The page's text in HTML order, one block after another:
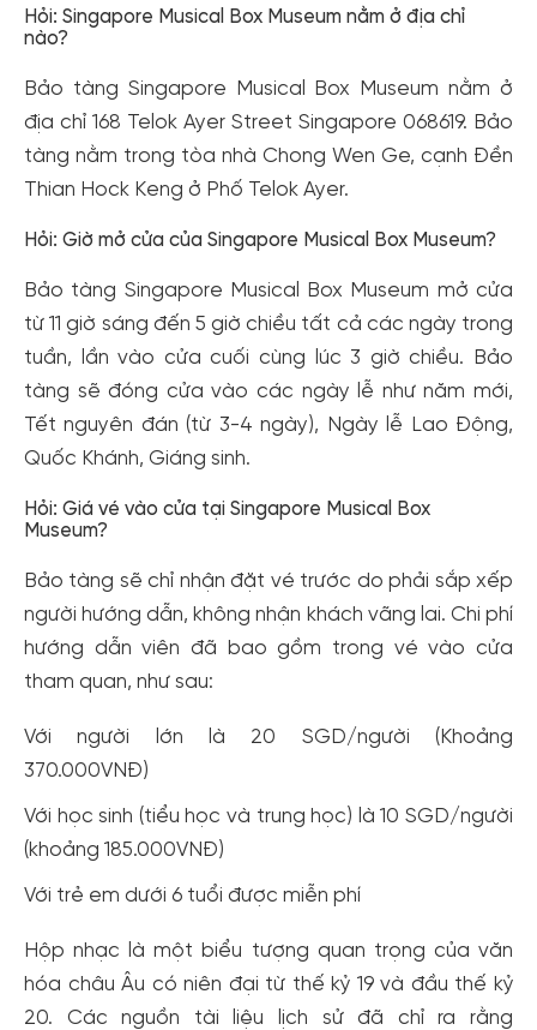
Hỏi: Singapore Musical Box Museum nằm ở địa chỉ
nào?
Bảo tàng Singapore Musical Box Museum nằm ở
địa chỉ 168 Telok Ayer Street Singapore 068619. Bảo
tàng nằm trong tòa nhà Chong Wen Ge, cạnh Đền
Thian Hock Keng ở Phố Telok Ayer.
Hỏi: Giờ mở cửa của Singapore Musical Box Museum?
Bảo tàng Singapore Musical Box Museum mở cửa
từ 11 giờ sáng đến 5 giờ chiều tất cả các ngày trong
tuần, lần vào cửa cuối cùng lúc 3 giờ chiều. Bảo
tàng sẽ đóng cửa vào các ngày lễ như năm mới,
Tết nguyên đán (từ 3-4 ngày), Ngày lễ Lao Động,
Quốc Khánh, Giáng sinh.
Hỏi: Giá vé vào cửa tại Singapore Musical Box
Museum?
Bảo tàng sẽ chỉ nhận đặt vé trước do phải sắp xếp
người hướng dẫn, không nhận khách vãng lai. Chi phí
hướng dẫn viên đã bao gồm trong vé vào cửa
tham quan, như sau:
Với người lớn là 20 SGD/người (Khoảng
370.000VNĐ)
Với học sinh (tiểu học và trung học) là 10 SGD/người
(khoảng 185.000VNĐ)
Với trẻ em dưới 6 tuổi được miễn phí
Hộp nhạc là một biểu tượng quan trọng của văn
hóa châu Âu có niên đại từ thế kỷ 19 và đầu thế kỷ
20. Các nguồn tài liệu lịch sử đã chỉ ra rằng